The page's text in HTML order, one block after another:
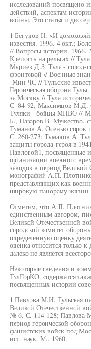
исследований посвящено
действий, аспектам
войны. Это статья и
1 Бегунов Н. «И
известия. 1996. 4 окт.;
// Вопросы истории.
Крепость на рельсах //
Муриев Д.З. Тула - город-
фронтовой // Военные
-Мин ЧС // Тульские
Героическая оборона
за Москву // Тула
С. 84-92; Максимцов М.Д.
Туляки - бойцы МПВО //
Б., Назаров В. Мужество,
Туманов А. Осенью сорок
С. 260-273; Туманов А.
защиты города-героя в
Павловой1, посвященные
организации военного
заводов в период Великой
монографий А.П.
представляющих как
широкую панораму жизни
Отметим, что А.П.
единственным автором,
Великой Отечественной
городской комитет
определенную оценку
оценка относится только
далеко не является
Некоторые сведения и
ТулГорКО, содержатся
посвященных истории
1 Павлова М.И. Тульская
Великой Отечественной
№ 6. С. 114-128; Павлова
период героической
фашистских войск под
ист. наук. М., 1960.